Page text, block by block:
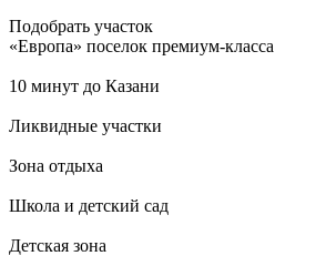
Подобрать участок
«Европа» поселок премиум-класса
10 минут до Казани
Ликвидные участки
Зона отдыха
Школа и детский сад
Детская зона